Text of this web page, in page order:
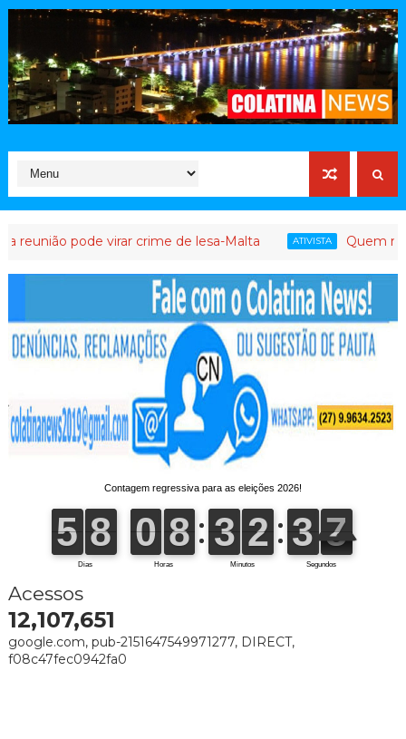
pode virar crime de lesa-Malta ATIVISTA Quem mandou
Acessos
12,107,651
google.com, pub-2151647549971277, DIRECT,
f08c47fec0942fa0